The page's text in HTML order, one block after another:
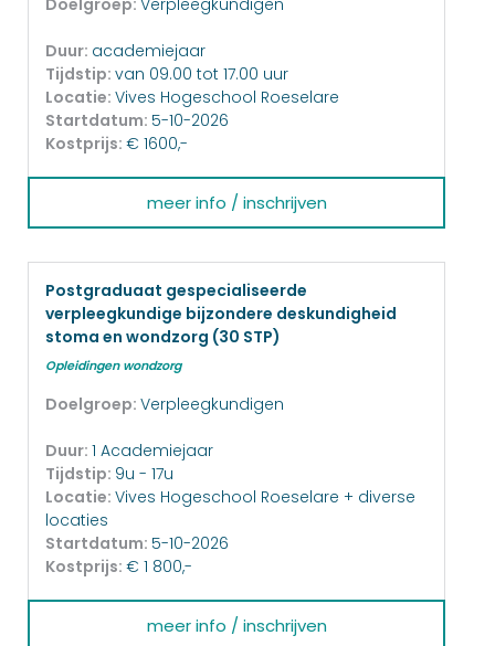
Duur: academiejaar
Tijdstip: van 09.00 tot 17.00 uur
Locatie: Vives Hogeschool Roeselare
Startdatum: 5-10-2026
Kostprijs: € 1600,-
meer info / inschrijven
Postgraduaat gespecialiseerde
verpleegkundige bijzondere deskundigheid
stoma en wondzorg (30 STP)
Opleidingen wondzorg
Doelgroep: Verpleegkundigen
Duur: 1 Academiejaar
Tijdstip: 9u - 17u
Locatie: Vives Hogeschool Roeselare + diverse
locaties
Startdatum: 5-10-2026
Kostprijs: € 1 800,-
meer info / inschrijven